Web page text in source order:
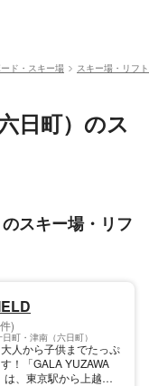
ド・スキー場 スキー場・リフ
日町）のス
スキー場・リフ
)
町・津南（六日町）
人から子供までたっぷ
！「GALA YUZAWA
、東京駅から上越新